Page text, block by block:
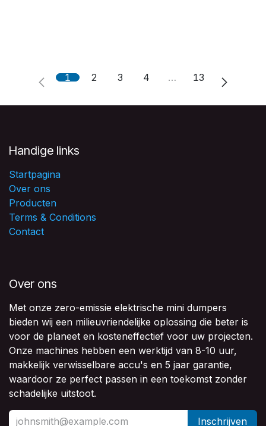
1 2 3 4 … 13
Handige links
Startpagina
Over ons
Producten
Terms & Conditions
Contact
Over ons
Met onze zero-emissie elektrische mini dumpers
bieden wij een milieuvriendelijke oplossing die beter is
voor de planeet en kosteneffectief voor uw projecten.
Onze machines hebben een werktijd van 8-10 uur,
makkelijk verwisselbare accu's en 5 jaar garantie,
waardoor ze perfect passen in een toekomst zonder
schadelijke uitstoot.
Inschrijven